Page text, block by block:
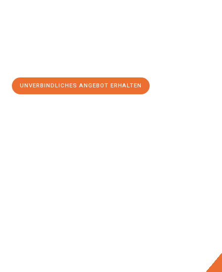
UNVERBINDLICHES ANGEBOT ERHALTEN